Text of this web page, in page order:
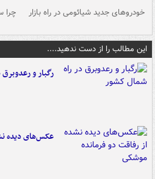
خودروهای جدید شیائومی در راه بازار چرا
این مطالب را از دست ندهید....
رگبار و
عکس‌های دیده